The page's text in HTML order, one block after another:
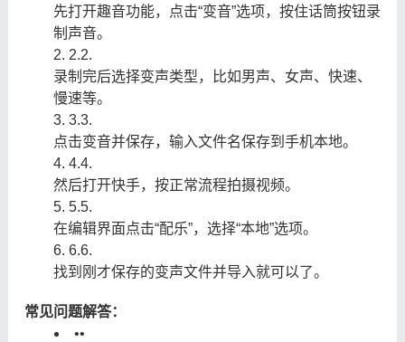
先打开趣音功能，点击“变音”选项，按住话筒按钮录
制声音。
2.2.
录制完后选择变声类型，比如男声、女声、快速、
慢速等。
3.3.
点击变音并保存，输入文件名保存到手机本地。
4.4.
然后打开快手，按正常流程拍摄视频。
5.5.
在编辑界面点击“配乐”，选择“本地”选项。
6.6.
找到刚才保存的变声文件并导入就可以了。
常见问题解答：
••